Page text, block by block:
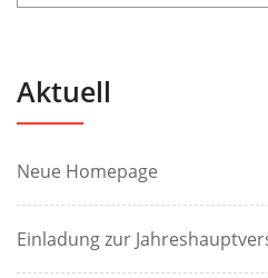
Aktuell
Neue Homepage
Einladung zur